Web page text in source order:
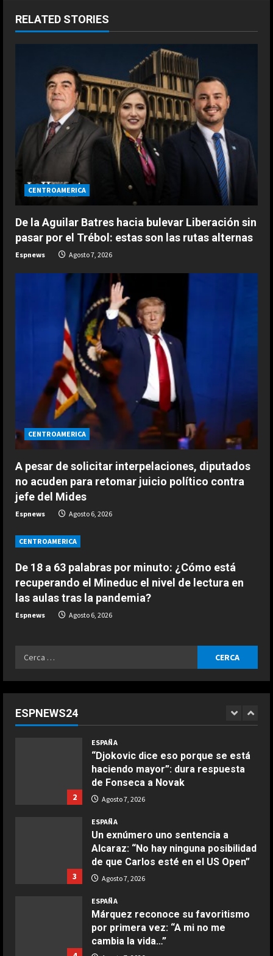
u
a
n
g
RELATED STORIES
CENTROAMERICA
De la Aguilar Batres hacia bulevar Liberación sin
pasar por el Trébol: estas son las rutas alternas
Espnews Agosto 7, 2026
CENTROAMERICA
A pesar de solicitar interpelaciones, diputados
no acuden para retomar juicio político contra
jefe del Mides
Espnews Agosto 6, 2026
CENTROAMERICA
De 18 a 63 palabras por minuto: ¿Cómo está
recuperando el Mineduc el nivel de lectura en
las aulas tras la pandemia?
Espnews Agosto 6, 2026
Ricerca
ESPNEWS24
2
ESPAÑA
“Djokovic dice eso porque se está
haciendo mayor”: dura respuesta
de Fonseca a Novak
Agosto 7, 2026
3
ESPAÑA
Un exnúmero uno sentencia a
Alcaraz: “No hay ninguna posibilidad
de que Carlos esté en el US Open”
Agosto 7, 2026
Márquez reconoce su favoritismo
Agosto 7, 2026
ESPAÑA
Dura reflexión de Briatore sobre
Aston Martin: “Tienen al mejor
1
2
ESPAÑA
“Djokovic dice eso porque se está
haciendo mayor”: dura respuesta
de Fonseca a Novak
Agosto 7, 2026
3
ESPAÑA
Un exnúmero uno sentencia a
Alcaraz: “No hay ninguna posibilidad
de que Carlos esté en el US Open”
Agosto 7, 2026
ESPAÑA
Márquez reconoce su favoritismo
por primera vez: “A mi no me
cambia la vida…”
Ensalada de espinacas deliciosa
Maggio 28, 2026
COCINA
Boquerones fritos en freidora de
aire
Aprile 24, 2026
Buñuelos de alcachofas
Aprile 5, 2026